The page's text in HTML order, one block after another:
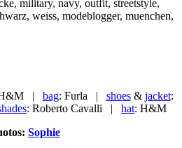
| bag: Furla | shoes& jacket:
: Roberto Cavalli | hat: H&M
Sophie